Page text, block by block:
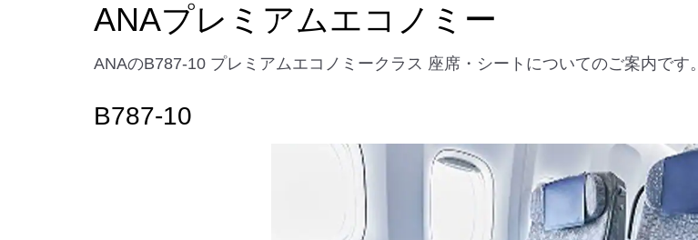
ANAプレミアムエコノミー
ANAのB787-10 プレミアムエコノミークラス 座席・シートについてのご案内です。
B787-10